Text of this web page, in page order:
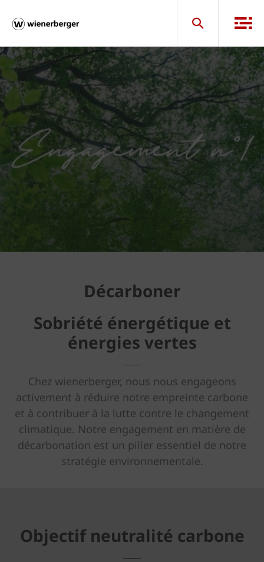
Décarboner
Sobriété énergétique et
énergies vertes
Chez wienerberger, nous nous engageons
activement à réduire notre empreinte carbone
et à contribuer à la lutte contre le changement
climatique. Notre engagement en matière de
décarbonation est un pilier essentiel de notre
stratégie environnementale.
Objectif neutralité carbone